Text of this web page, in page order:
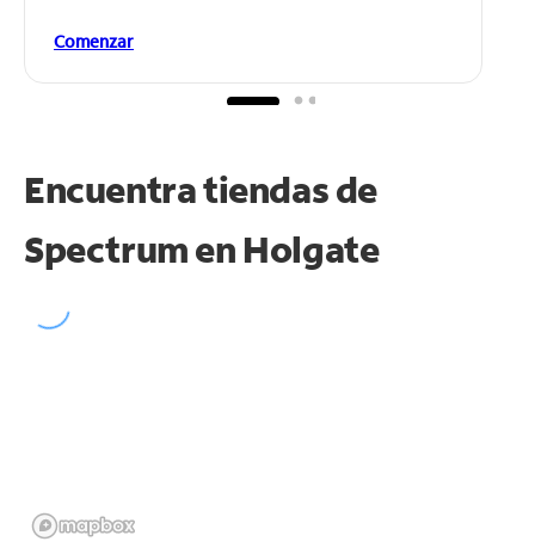
Comenzar
Encuentra tiendas de
Spectrum en Holgate